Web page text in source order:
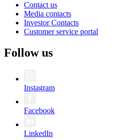
Contact us
Media contacts
Investor Contacts
Customer service portal
Follow us
Instagram
Facebook
LinkedIn